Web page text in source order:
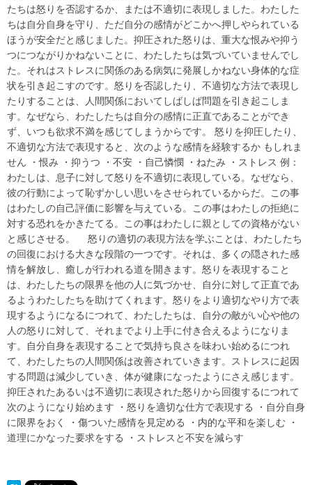
たちは怒りを否認するか、または不適切に表現しました。わたした
ちは自分自身を守り、ただ自分の感情がどこかへ押しやられている
ほうが安全だと感じました。抑圧された怒りは、重大な恨みや抑う
つにつながりかねないことに、わたしたちは気づいていませんでし
た。それはストレスに関係のある病気に発展しかねない身体的な症
状を引き起こすのです。怒りを否認したり、不適切な方法で表現し
たりすることは、人間関係においてしばしば問題を引き起こしま
す。なぜなら、わたしたちは自分の感情に正直であることができ
ず、いつも欲求不満を感じてしまうからです。 怒りを抑圧したり、
不適切な方法で表現すると、次のような感情を経験するか もしれま
せん ・恨み ・抑うつ ・不安 ・自己憐憫 ・ねたみ ・ストレス 例：
わたしは、息子に対して怒りを不適切に表現している。なぜなら、
彼の行動によって恥ずかしい思いをさせられているからだ。この事
はわたしの自己評価に影響を与えている。この事はわたしの拒絶に
対する恐れをかきたてる。この事はわたしに親としての資格がない
と感じさせる。 怒りの適切の表現方法を学ぶことは、わたしたち
の回復における大きな段階の一つです。それは、多くの隠された感
情を解放し、癒しが行われる道を開きます。怒りを表現すること
は、わたしたちの限界を他の人に気づかせ、自分に対して正直であ
るようわたしたちを助けてくれます。怒りをより適切なやり方で表
現するようになるにつれて、わたしたちは、自分の敵がい心や他の
人の怒りに対して、それまでより上手に付き合えるようになりま
す。自分自身を表現することで気持ち良さを味わい始めるにつれ
て、わたしたちの人間関係は改善されていきます。ストレスに起因
する問題は減少していき、体が健康になったようにさえ感じます。
抑圧されたあるいは不適切に表現された怒りから回復するにつれて
次のようになり始めます ・怒りを適切な仕方で表現する ・自分自身
に限界をおく ・傷ついた感情を見定める ・内的な平和を楽しむ ・
道理にかなった要求をする ・ストレスと不安を減らす